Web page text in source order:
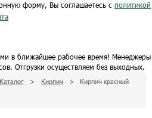
форму, Вы соглашаетесь с политикой
в ближайшее рабочее время! Менеджеры
Отгрузки осуществляем без выходных.
Каталог > Кирпич >
Кирпич красный